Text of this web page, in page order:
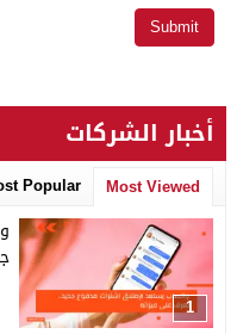
أخبار الشركات
Most Viewed
Popular
1